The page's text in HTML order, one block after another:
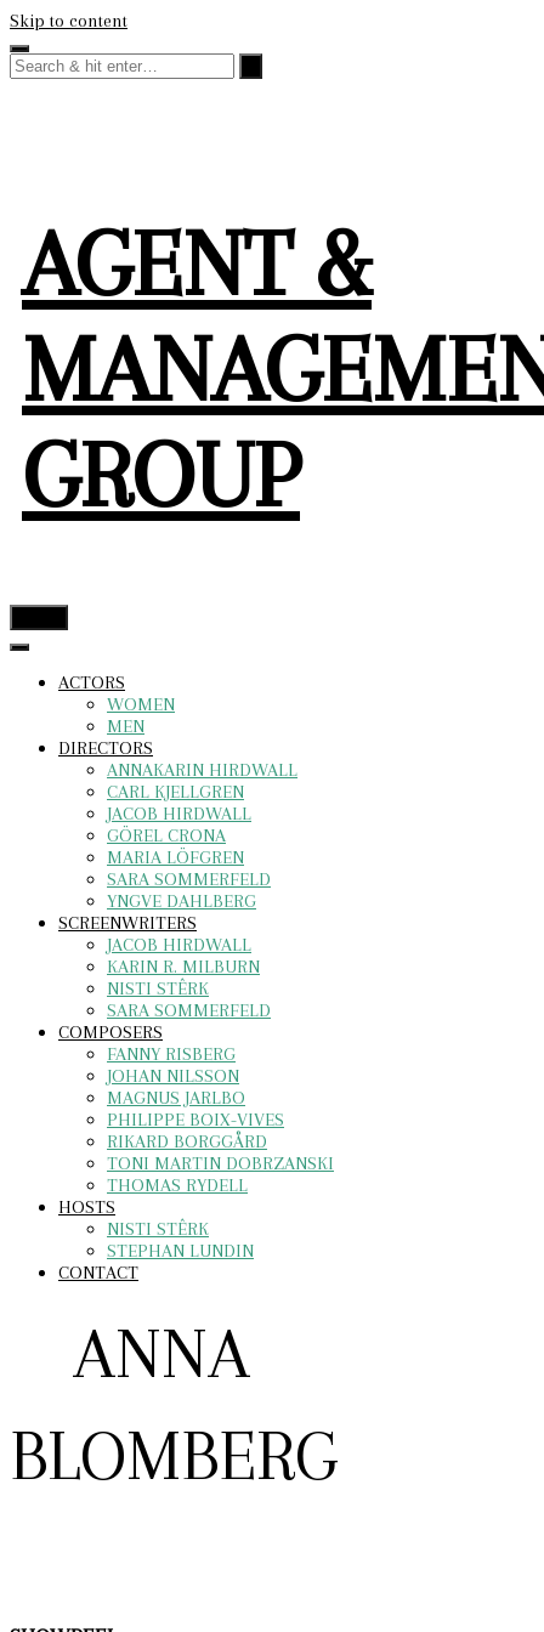
Skip to content
AGENT &
GROUP
ACTORS
WOMEN
MEN
DIRECTORS
ANNAKARIN HIRDWALL
CARL KJELLGREN
JACOB HIRDWALL
GÖREL CRONA
MARIA LÖFGREN
SARA SOMMERFELD
YNGVE DAHLBERG
SCREENWRITERS
JACOB HIRDWALL
KARIN R. MILBURN
NISTI STÊRK
SARA SOMMERFELD
COMPOSERS
FANNY RISBERG
JOHAN NILSSON
MAGNUS JARLBO
PHILIPPE BOIX-VIVES
RIKARD BORGGÅRD
TONI MARTIN DOBRZANSKI
THOMAS RYDELL
HOSTS
NISTI STÊRK
STEPHAN LUNDIN
CONTACT
ANNA
BLOMBERG